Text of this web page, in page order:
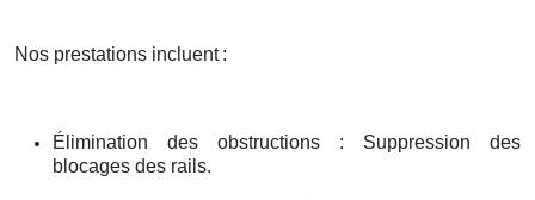
Nos prestations incluent :
Élimination des obstructions : Suppression des
blocages des rails.